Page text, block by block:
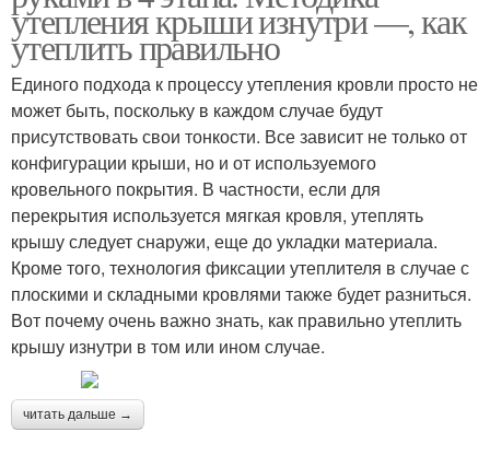
утепления крыши изнутри —, как
утеплить правильно
Единого подхода к процессу утепления кровли просто не
может быть, поскольку в каждом случае будут
присутствовать свои тонкости. Все зависит не только от
конфигурации крыши, но и от используемого
кровельного покрытия. В частности, если для
перекрытия используется мягкая кровля, утеплять
крышу следует снаружи, еще до укладки материала.
Кроме того, технология фиксации утеплителя в случае с
плоскими и складными кровлями также будет разниться.
Вот почему очень важно знать, как правильно утеплить
крышу изнутри в том или ином случае.
читать дальше →